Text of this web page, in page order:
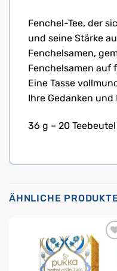
Fenchel-Tee, der
und seine Stärke
Fenchelsamen,
Fenchelsamen auf
Eine Tasse
Ihre Gedanken
36 g – 20 Teebeutel
ÄHNLICHE